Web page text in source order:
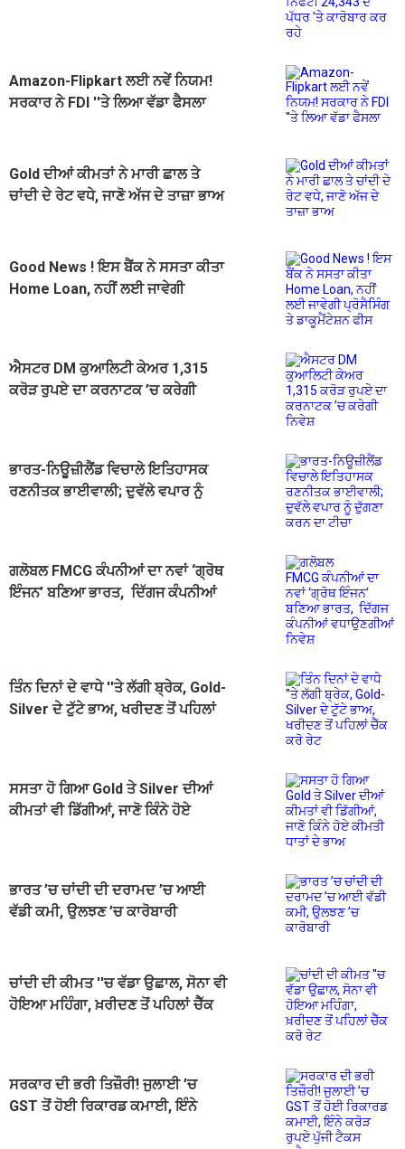
Amazon-Flipkart ਲਈ ਨਵੇਂ ਨਿਯਮ!
ਸਰਕਾਰ ਨੇ FDI ''ਤੇ ਲਿਆ ਵੱਡਾ ਫੈਸਲਾ
Gold ਦੀਆਂ ਕੀਮਤਾਂ ਨੇ ਮਾਰੀ ਛਾਲ ਤੇ
ਚਾਂਦੀ ਦੇ ਰੇਟ ਵਧੇ, ਜਾਣੋ ਅੱਜ ਦੇ ਤਾਜ਼ਾ ਭਾਅ
Good News ! ਇਸ ਬੈਂਕ ਨੇ ਸਸਤਾ ਕੀਤਾ
Home Loan, ਨਹੀਂ ਲਈ ਜਾਵੇਗੀ
ਐਸਟਰ DM ਕੁਆਲਿਟੀ ਕੇਅਰ 1,315
ਕਰੋੜ ਰੁਪਏ ਦਾ ਕਰਨਾਟਕ ’ਚ ਕਰੇਗੀ
ਭਾਰਤ-ਨਿਊਜ਼ੀਲੈਂਡ ਵਿਚਾਲੇ ਇਤਿਹਾਸਕ
ਰਣਨੀਤਕ ਭਾਈਵਾਲੀ; ਦੁਵੱਲੇ ਵਪਾਰ ਨੂੰ
ਗਲੋਬਲ FMCG ਕੰਪਨੀਆਂ ਦਾ ਨਵਾਂ ‘ਗ੍ਰੋਥ
ਇੰਜਨ’ ਬਣਿਆ ਭਾਰਤ, ਦਿੱਗਜ ਕੰਪਨੀਆਂ
ਤਿੰਨ ਦਿਨਾਂ ਦੇ ਵਾਧੇ ''ਤੇ ਲੱਗੀ ਬ੍ਰੇਕ, Gold-
Silver ਦੇ ਟੁੱਟੇ ਭਾਅ, ਖਰੀਦਣ ਤੋਂ ਪਹਿਲਾਂ
ਸਸਤਾ ਹੋ ਗਿਆ Gold ਤੇ Silver ਦੀਆਂ
ਕੀਮਤਾਂ ਵੀ ਡਿੱਗੀਆਂ, ਜਾਣੋ ਕਿੰਨੇ ਹੋਏ
ਭਾਰਤ ’ਚ ਚਾਂਦੀ ਦੀ ਦਰਾਮਦ ’ਚ ਆਈ
ਵੱਡੀ ਕਮੀ, ਉਲਝਣ ’ਚ ਕਾਰੋਬਾਰੀ
ਚਾਂਦੀ ਦੀ ਕੀਮਤ ''ਚ ਵੱਡਾ ਉਛਾਲ, ਸੋਨਾ ਵੀ
ਹੋਇਆ ਮਹਿੰਗਾ, ਖ਼ਰੀਦਣ ਤੋਂ ਪਹਿਲਾਂ ਚੈੱਕ
ਸਰਕਾਰ ਦੀ ਭਰੀ ਤਿਜ਼ੌਰੀ! ਜੁਲਾਈ ’ਚ
GST ਤੋਂ ਹੋਈ ਰਿਕਾਰਡ ਕਮਾਈ, ਇੰਨੇ